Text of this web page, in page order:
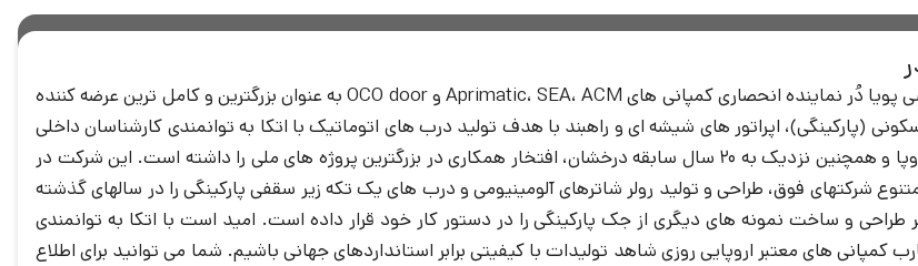
شرکت بازرگانی و فنی مهندسی پويا دُر نماینده انحصاری کمپانی های Aprimatic، SEA، ACM و OCO door به عنوان بزرگترین و کامل ترین عرضه کننده
(پارکینگی)، اپراتور های شیشه ای و راهبند با هدف تولید درب های اتوماتيک با اتکا به توانمندی کارشناسان داخلی
و استفاده از تکنولوژی روز اروپا و همچنین نزدیک به 20 سال سابقه درخشان، افتخار همکاری در بزرگترین پروژه های ملی را داشته است. این شرکت در
شرکتهای فوق، طراحی و تولید رولر شاترهای آلومينيومی و درب های یک تکه زیر سقفی پارکينگی را در سالهای گذشته
و ساخت نمونه های دیگری از جک پارکینگی را در دستور کار خود قرار داده است. امید است با اتکا به توانمندی
کمپانی های معتبر اروپایی روزی شاهد تولیدات با کیفیتی برابر استانداردهای جهانی باشیم. شما می توانید برای اطلاع